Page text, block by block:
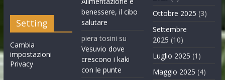
Setting
Cambia
impostazioni
Privacy
benessere, il cibo
salutare
piera tosini su
Vesuvio dove
crescono i kaki
con le punte
Ottobre 2025 (3)
Settembre
2025 (10)
Luglio 2025 (1)
Maggio 2025 (4)